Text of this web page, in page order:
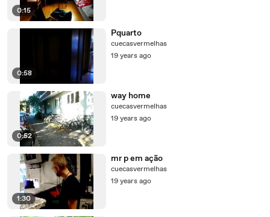
0:15
0:58
Pquarto
cuecasvermelhas
19 years ago
0:52
way home
cuecasvermelhas
19 years ago
1:30
mr p em ação
cuecasvermelhas
19 years ago